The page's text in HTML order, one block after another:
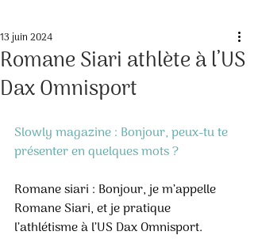
Romane Siari athlète à l’US
Dax Omnisport
13 juin 2024
Slowly magazine : Bonjour, peux-tu te
présenter en quelques mots ?
Romane siari : Bonjour, je m’appelle
Romane Siari, et je pratique
l’athlétisme à l’US Dax Omnisport.